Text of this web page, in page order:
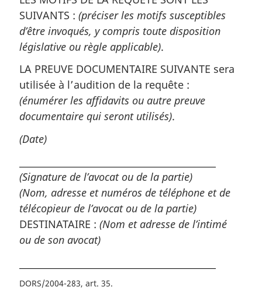
SUIVANTS : (préciser les motifs susceptibles
d’être invoqués, y compris toute disposition
législative ou règle applicable).
LA PREUVE DOCUMENTAIRE SUIVANTE sera
utilisée à l’audition de la requête :
(énumérer les affidavits ou autre preuve
documentaire qui seront utilisés).
(Date)
(Signature de l’avocat ou de la partie)
(Nom, adresse et numéros de téléphone et de
télécopieur de l’avocat ou de la partie)
DESTINATAIRE : (Nom et adresse de l’intimé
ou de son avocat)
DORS/2004-283, art. 35